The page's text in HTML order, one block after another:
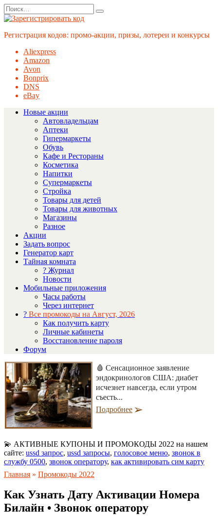
Перейти
к
содержанию
Search
for:
Регистрация кодов: промо-акции, призы, лотереи и конкурсы
Aliexpress
Amazon
Avon
Bonprix
DNS
eBay
Новые акции
Автовладельцам
Аптеки
Гипермаркеты
Обувь
Кафе и Рестораны
Косметика
Напитки
Супермаркеты
Стройка
Товары для детей
Товары для животных
Магазины
Разное
Акции
Задать вопрос
Генератор карт
Тайная комната
? Журнал
Новости
Мобильные приложения
Часы работы
Через интернет
? Все промокоды на Август, 2026
Как получить карту
Личные кабинеты
Восстановление пароля
Форум
🩸 Сенсационное заявление
эндокринологов США: диабет
исчезнет навсегда, если утром
съесть...
Подробнее
💫 АКТИВНЫЕ КУПОНЫ И ПРОМОКОДЫ 2022 на нашем
сайте: ussd запрос, ussd запросы, голосовое меню, звонок в
службу 0500, звонок оператору, как активировать сим карту
Главная » Промокоды 2022
Как Узнать Дату Активации Номера
Билайн • Звонок оператору